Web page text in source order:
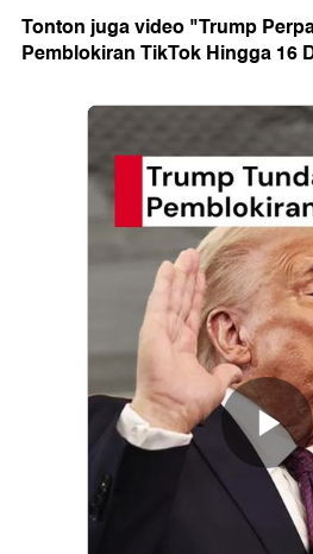
Tonton juga video "Trump
Pemblokiran TikTok Hingga 16